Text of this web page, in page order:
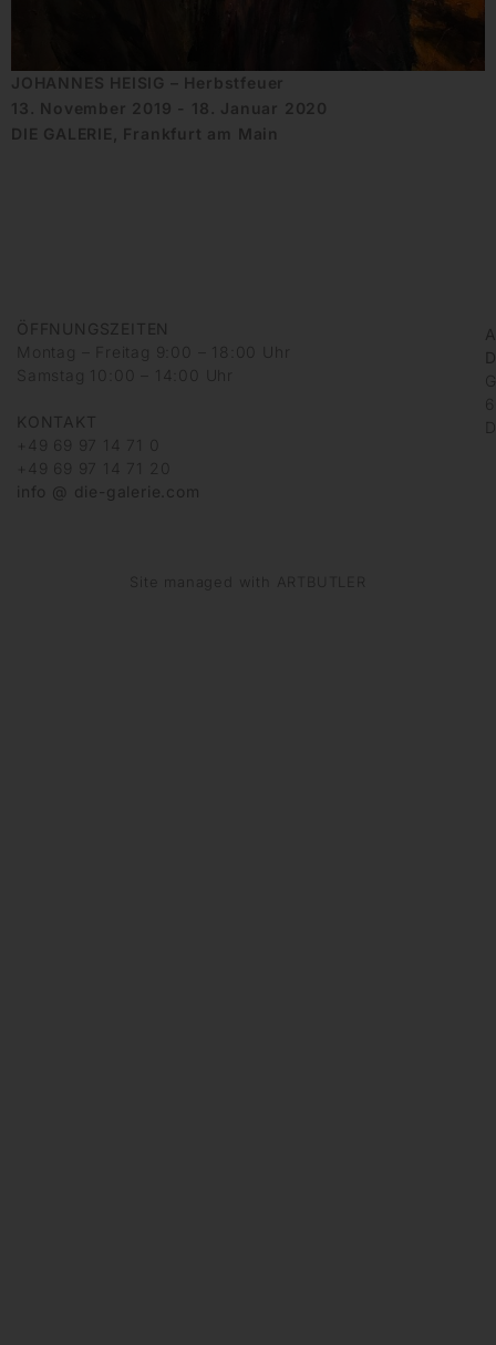
JOHANNES HEISIG – Herbstfeuer
13. November 2019 - 18. Januar 2020
DIE GALERIE, Frankfurt am Main
ÖFFNUNGSZEITEN
Montag – Freitag 9:00 – 18:00 Uhr
Samstag 10:00 – 14:00 Uhr
KONTAKT
+49 69 97 14 71 0
+49 69 97 14 71 20
info @ die-galerie.com
Site managed with ARTBUTLER